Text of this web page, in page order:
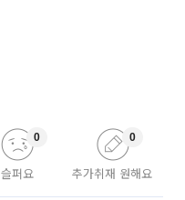
슬퍼요
0
추가취재 원해요
0